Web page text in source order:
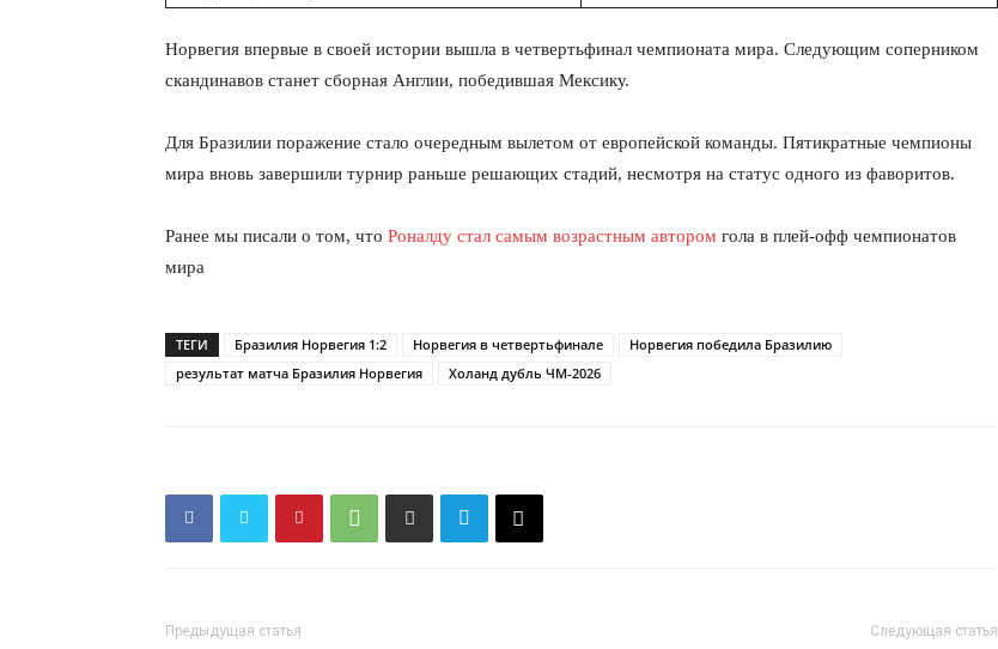
Норвегия впервые в своей истории вышла в четвертьфинал чемпионата мира. Следующим соперником
скандинавов станет сборная Англии, победившая Мексику.
Для Бразилии поражение стало очередным вылетом от европейской команды. Пятикратные чемпионы
мира вновь завершили турнир раньше решающих стадий, несмотря на статус одного из фаворитов.
Ранее мы писали о том, что Роналду стал самым возрастным автором гола в плей-офф чемпионатов
мира
ТЕГИ Бразилия Норвегия 1:2 Норвегия в четвертьфинале
Норвегия победила Бразилию
результат матча Бразилия Норвегия
Холанд дубль ЧМ-2026
Предыдущая статья Следующая статья